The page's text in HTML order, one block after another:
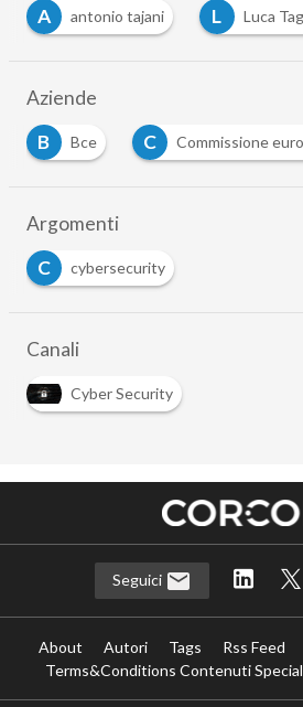
A
antonio tajani L Luca
Aziende
B
Bce C Commissione
Argomenti
C
cybersecurity
Canali
Cyber Security
Seguici
About Autori Tags Rss Feed
Terms&Conditions Contenuti